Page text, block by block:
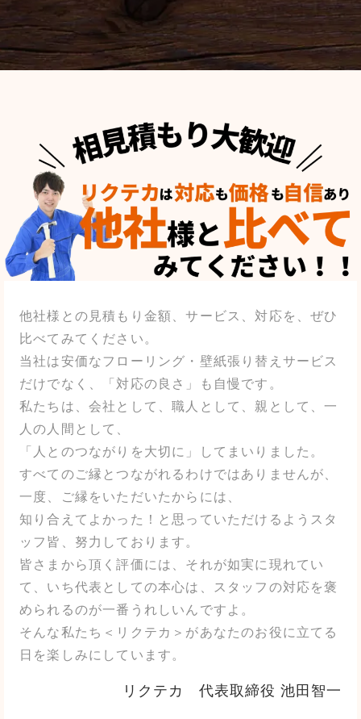
他社様との見積もり金額、サービス、対応を、ぜひ
比べてみてください。
当社は安価なフローリング・壁紙張り替えサービス
だけでなく、「対応の良さ」も自慢です。
私たちは、会社として、職人として、親として、一
人の人間として、
「人とのつながりを大切に」してまいりました。
すべてのご縁とつながれるわけではありませんが、
一度、ご縁をいただいたからには、
知り合えてよかった！と思っていただけるようスタ
ッフ皆、努力しております。
皆さまから頂く評価には、それが如実に現れてい
て、いち代表としての本心は、スタッフの対応を褒
められるのが一番うれしいんですよ。
そんな私たち＜リクテカ＞があなたのお役に立てる
日を楽しみにしています。
リクテカ 代表取締役 池田智一